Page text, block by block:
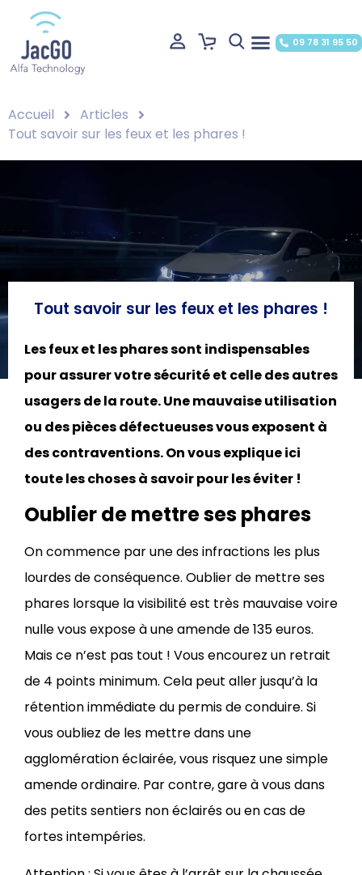
09 78 31 95 50
Accueil
Articles
Tout savoir sur les feux et les phares !
Tout savoir sur les feux et les phares !
Les feux et les phares sont indispensables
pour assurer votre sécurité et celle des autres
usagers de la route. Une mauvaise utilisation
ou des pièces défectueuses vous exposent à
des contraventions. On vous explique ici
toute les choses à savoir pour les éviter !
Oublier de mettre ses phares
On commence par une des infractions les plus
lourdes de conséquence. Oublier de mettre ses
phares lorsque la visibilité est très mauvaise voire
nulle vous expose à une amende de 135 euros.
Mais ce n’est pas tout ! Vous encourez un retrait
de 4 points minimum. Cela peut aller jusqu’à la
rétention immédiate du permis de conduire. Si
vous oubliez de les mettre dans une
agglomération éclairée, vous risquez une simple
amende ordinaire. Par contre, gare à vous dans
des petits sentiers non éclairés ou en cas de
fortes intempéries.